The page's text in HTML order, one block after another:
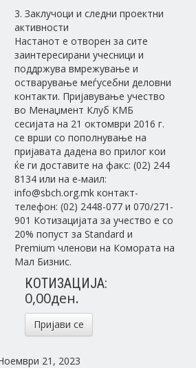
3. Заклучоци и следни проектни
активности
Настанот е отворен за сите
заинтересирани учесници и
поддржува вмрежување и
остварување меѓусебни деловни
контакти. Пријавување учество
во Менаџмент Клуб КМБ
сесијата на 21 октомври 2016 г.
се врши со пополнување на
пријавата дадена во прилог кои
ќе ги доставите на факс: (02) 244
8134 или на е-маил:
info@sbch.org.mk контакт-
телефон: (02) 2448-077 и 070/271-
901 Котизацијата за учество е со
20% попуст за Standard и
Premium членови на Комората на
Мал Бизнис.
КОТИЗАЦИЈА:
0,00ден.
Пријави се
21, 2023